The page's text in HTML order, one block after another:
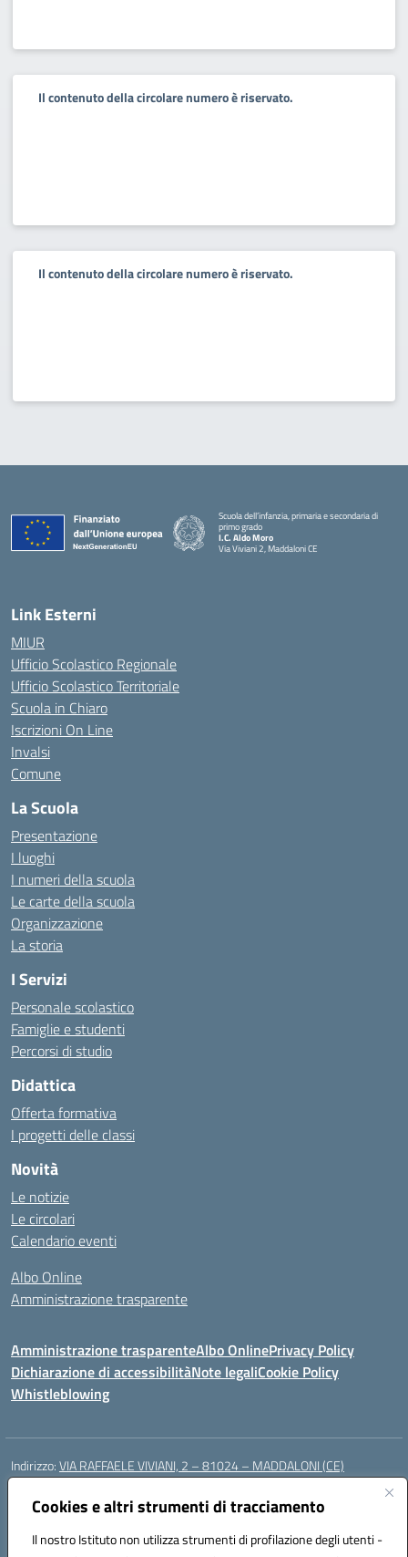
Cookies e altri strumenti di tracciamento
Il nostro Istituto non utilizza strumenti di profilazione degli utenti -
Il contenuto della circolare numero è riservato.
Il contenuto della circolare numero è riservato.
Scuola dell’infanzia, primaria e secondaria di
primo grado
I.C. Aldo Moro
Via Viviani 2, Maddaloni CE
Link Esterni
MIUR
Ufficio Scolastico Regionale
Ufficio Scolastico Territoriale
Scuola in Chiaro
Iscrizioni On Line
Invalsi
Comune
La Scuola
Presentazione
I luoghi
I numeri della scuola
Le carte della scuola
Organizzazione
La storia
I Servizi
Personale scolastico
Famiglie e studenti
Percorsi di studio
Didattica
Offerta formativa
I progetti delle classi
Novità
Le notizie
Le circolari
Calendario eventi
Albo Online
Amministrazione trasparente
Amministrazione trasparenteAlbo OnlinePrivacy Policy
Dichiarazione di accessibilitàNote legaliCookie Policy
Whistleblowing
Indirizzo:VIA RAFFAELE VIVIANI, 2 – 81024 – MADDALONI (CE)
Centralino:
Posta elettronica certificata (PEC):ceic8av00r@pec.istruzione.it
Codice fiscale: 93086020612